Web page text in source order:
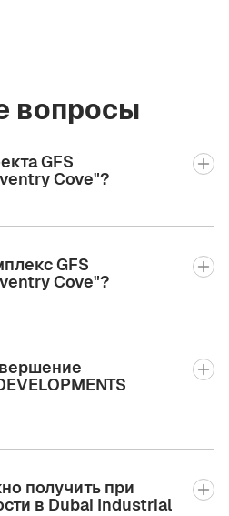
вопросы
GFS
Cove"?
GFS
Cove"?
получить при
в Dubai Industrial